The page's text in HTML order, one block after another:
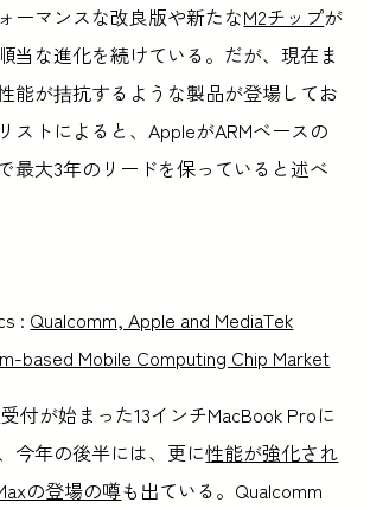
ーマンスな改良版や新たなM2チップが
当な進化を続けている。だが、現在ま
能が拮抗するような製品が登場してお
ストによると、AppleがARMベースの
最大3年のリードを保っていると述べ
: Qualcomm, Apple and MediaTek
based Mobile Computing Chip Market
付が始まった13インチMacBook Proに
今年の後半には、更に性能が強化され
の登場の噂も出ている。Qualcomm